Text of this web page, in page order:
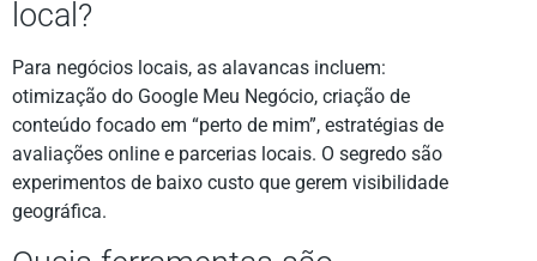
local?
Para negócios locais, as alavancas incluem:
otimização do Google Meu Negócio, criação de
conteúdo focado em “perto de mim”, estratégias de
avaliações online e parcerias locais. O segredo são
experimentos de baixo custo que gerem visibilidade
geográfica.